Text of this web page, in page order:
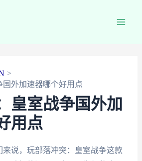
外加速器哪个好用点
皇室战争国外加
用点
来说，玩部落冲突：皇室战争这款